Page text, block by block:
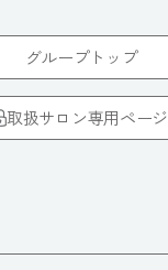
グループトップ
取扱サロン専用ページ